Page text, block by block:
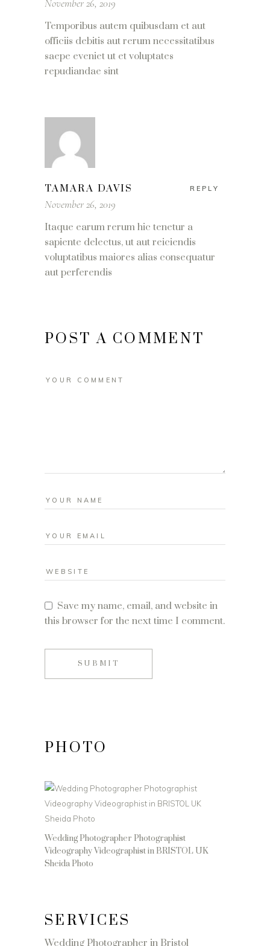
November 26, 2019
Temporibus autem quibusdam et aut
officiis debitis aut rerum necessitatibus
saepe eveniet ut et voluptates
repudiandae sint
TAMARA DAVIS REPLY
November 26, 2019
Itaque earum rerum hic tenetur a
sapiente delectus, ut aut reiciendis
voluptatibus maiores alias consequatur
aut perferendis
POST A COMMENT
Save my name, email, and website in
this browser for the next time I comment.
SUBMIT
PHOTO
Wedding Photographer Photographist
Videography Videographist in BRISTOL UK
Sheida Photo
SERVICES
Wedding Photographer in Bristol